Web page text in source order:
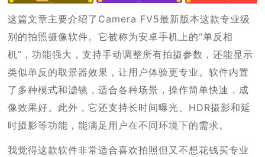
这篇文章主要介绍了Camera FV5最新版本这款专业级
别的拍照摄像软件。它被称为安卓手机上的“单反相
机”，功能强大，支持手动调整所有拍摄参数，还能显示
类似单反的取景器效果，让用户体验更专业。软件内置
了多种模式和滤镜，适合各种场景，操作简单快速，成
像效果好。此外，它还支持长时间曝光、HDR摄影和延
时摄影等功能，能满足用户在不同环境下的需求。
我觉得这款软件非常适合喜欢拍照但又不想花钱买专业